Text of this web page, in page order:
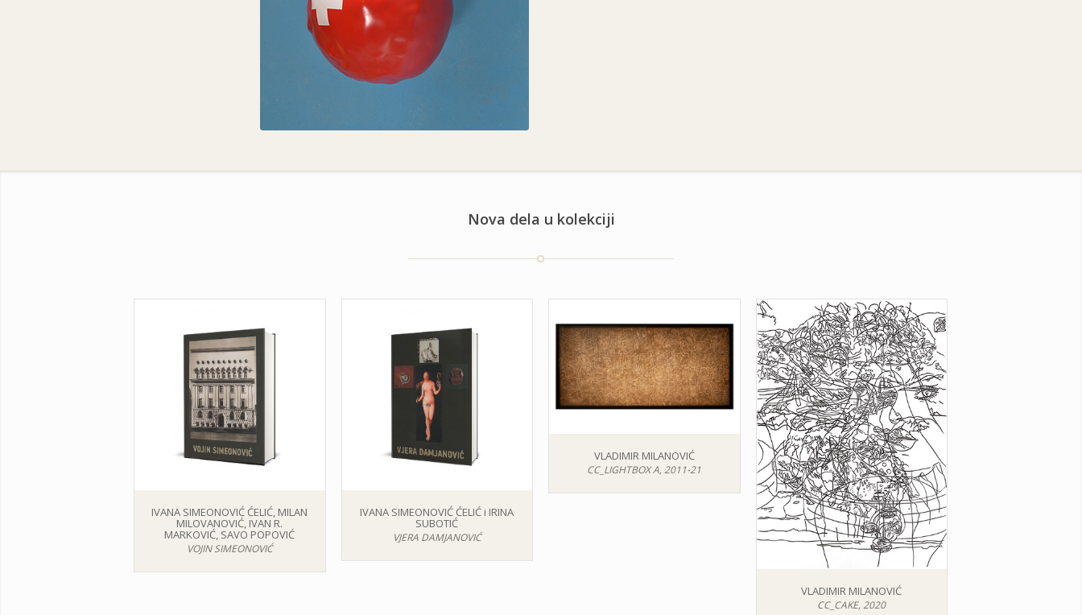
Nova dela u kolekciji
IVANA SIMEONOVIĆ ĆELIĆ, MILAN
MILOVANOVIĆ, IVAN R.
MARKOVIĆ, SAVO POPOVIĆ
VOJIN SIMEONOVIĆ
IVANA SIMEONOVIĆ ĆELIĆ i IRINA
SUBOTIĆ
VJERA DAMJANOVIĆ
VLADIMIR MILANOVIĆ
CC_LIGHTBOX A, 2011-21
VLADIMIR MILANOVIĆ
CC_CAKE, 2020